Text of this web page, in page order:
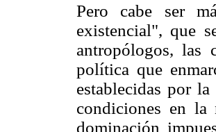
Pero cabe ser
existencial", que
antropólogos, las
política que
establecidas por
condiciones en
dominación